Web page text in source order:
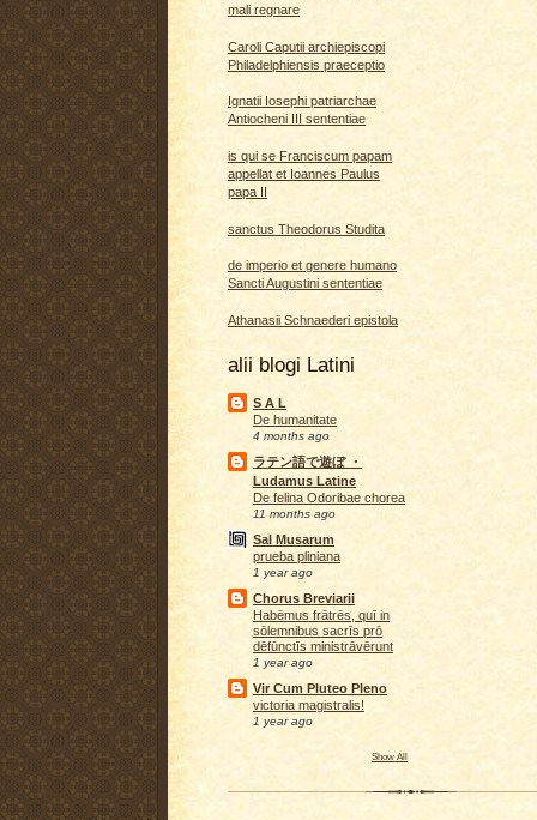
mali regnare
Caroli Caputii archiepiscopi
Philadelphiensis praeceptio
Ignatii Iosephi patriarchae
Antiocheni III sententiae
is qui se Franciscum papam
appellat et Ioannes Paulus
papa II
sanctus Theodorus Studita
de imperio et genere humano
Sancti Augustini sententiae
Athanasii Schnaederi epistola
alii blogi Latini
S A L
De humanitate
4 months ago
ラテン語で遊ぼ ・
Ludamus Latine
De felina Odoribae chorea
11 months ago
Sal Musarum
prueba pliniana
1 year ago
Chorus Breviarii
Habēmus frātrēs, quī in
sōlemnibus sacrīs prō
dēfūnctīs ministrāvērunt
1 year ago
Vir Cum Pluteo Pleno
victoria magistralis!
1 year ago
Show All